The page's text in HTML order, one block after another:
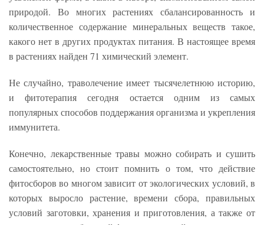
природой. Во многих растениях сбалансированность и
количественное содержание минеральных веществ такое,
какого нет в других продуктах питания. В настоящее время
в растениях найден 71 химический элемент.
Не случайно, траволечение имеет тысячелетнюю историю,
и фитотерапия сегодня остается одним из самых
популярных способов поддержания организма и укрепления
иммунитета.
Конечно, лекарственные травы можно собирать и сушить
самостоятельно, но стоит помнить о том, что действие
фитосборов во многом зависит от экологических условий, в
которых выросло растение, времени сбора, правильных
условий заготовки, хранения и приготовления, а также от